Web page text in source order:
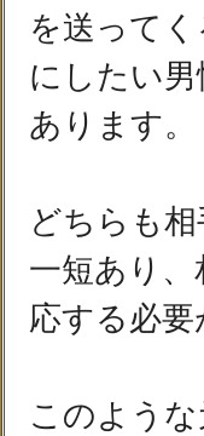
を送って
にしたい
あります。
どちらも
一短あり
応する必要
このよう